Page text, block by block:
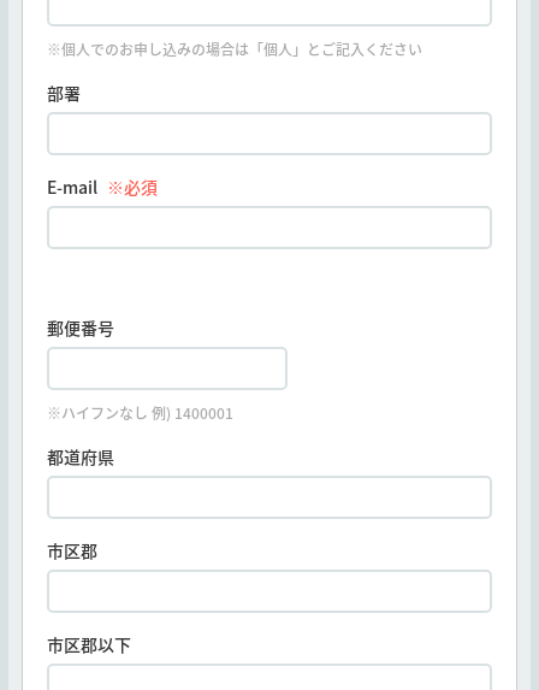
※個人でのお申し込みの場合は「個人」とご記入ください
部署
E-mail ※必須
郵便番号
※ハイフンなし 例) 1400001
都道府県
市区郡
市区郡以下